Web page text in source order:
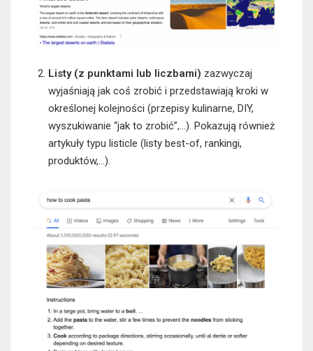
Listy (z punktami lub liczbami) zazwyczaj
wyjaśniają jak coś zrobić i przedstawiają kroki w
określonej kolejności (przepisy kulinarne, DIY,
wyszukiwanie “jak to zrobić”,…). Pokazują również
artykuły typu listicle (listy best-of, rankingi,
produktów,…).